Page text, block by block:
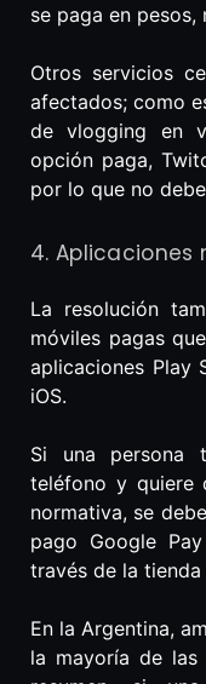
se paga en
Otros servicios
afectados; como
de vlogging en
opción paga,
por lo que no
4. Aplicaciones
La resolución
móviles pagas
aplicaciones Play
iOS.
Si una persona
teléfono y quiere
normativa, se
pago Google
través de la
En la Argentina,
la mayoría de